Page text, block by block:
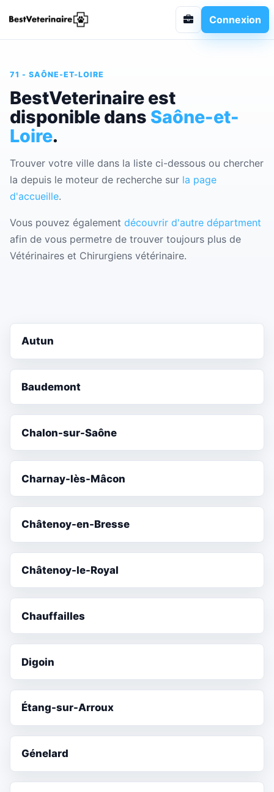
Connexion
71 - SAÔNE-ET-LOIRE
BestVeterinaire est
disponible dans Saône-et-
Loire.
Trouver votre ville dans la liste ci-dessous ou chercher
la depuis le moteur de recherche sur la page
d'accueille.
Vous pouvez également découvrir d'autre départment
afin de vous permetre de trouver toujours plus de
Vétérinaires et Chirurgiens vétérinaire.
Autun
Baudemont
Chalon-sur-Saône
Charnay-lès-Mâcon
Châtenoy-en-Bresse
Châtenoy-le-Royal
Chauffailles
Digoin
Étang-sur-Arroux
Génelard